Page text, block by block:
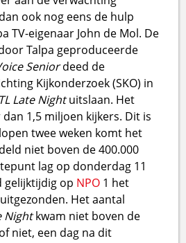
ook nog eens de hulp
TV-eigenaar John de Mol. De
Talpa geproduceerde
Seniordeed de
Kijkonderzoek (SKO) in
Late Nightuitslaan. Het
1,5 miljoen kijkers. Dit is
twee weken komt het
niet boven de 400.000
lag op donderdag 11
gelijktijdig op NPO 1 het
Het aantal
Nightkwam niet boven de
niet, een dag na dit